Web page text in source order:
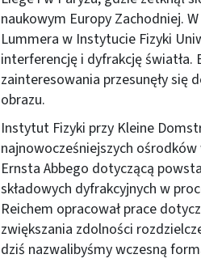
naukowym Europy Zachodniej.
Lummera w Instytucie Fizyki
interferencję i dyfrakcję
zainteresowania przesunęły
obrazu.
Instytut Fizyki przy Kleine
najnowocześniejszych
Ernsta Abbego dotyczącą
składowych dyfrakcyjnych w
Reichem opracował prace
zwiększania zdolności
dziś nazwalibyśmy wczesną